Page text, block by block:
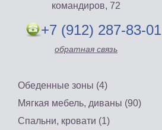
командиров, 72
+7 (912) 287-83-01
обратная связь
Обеденные зоны (4)
Мягкая мебель, диваны (90)
Спальни, кровати (1)